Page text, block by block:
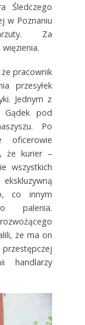
Śledczego
w Poznaniu
Za
pracownik
przesyłek
Jednym z
Gądek pod
Po
oficerowie
że kurier –
wszystkich
co innym
palenia.
że ma on
handlarzy